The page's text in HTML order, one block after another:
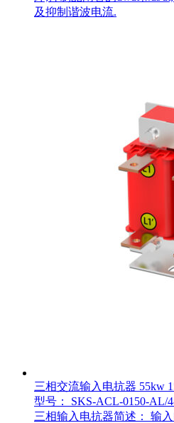
及抑制谐波电流.
三相交流输入电抗器 55kw
型号： SKS-ACL-0150-AL/
三相输入电抗器简述： 输